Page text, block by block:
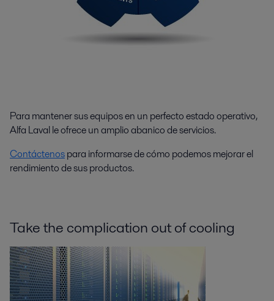
Para mantener sus equipos en un perfecto estado operativo,
Alfa Laval le ofrece un amplio abanico de servicios.
Contáctenospara informarse de cómo podemos mejorar el
rendimiento de sus productos.
Take the complication out of cooling